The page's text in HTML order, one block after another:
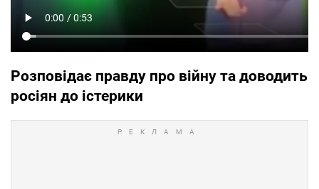
Розповідає правду про війну та доводить
росіян до істерики